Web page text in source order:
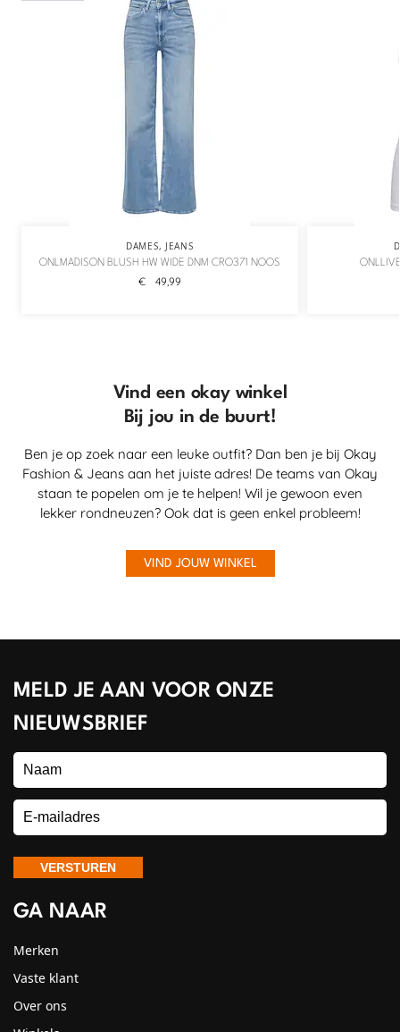
DAMES, JEANS
ONLMADISON BLUSH HW WIDE DNM CRO371 NOOS
€ 49,99
Vind een okay winkel
Bij jou in de buurt!
Ben je op zoek naar een leuke outfit? Dan ben je bij Okay
Fashion & Jeans aan het juiste adres! De teams van Okay
staan te popelen om je te helpen! Wil je gewoon even
lekker rondneuzen? Ook dat is geen enkel probleem!
VIND JOUW WINKEL
MELD JE AAN VOOR ONZE
NIEUWSBRIEF
GA NAAR
Merken
Vaste klant
Over ons